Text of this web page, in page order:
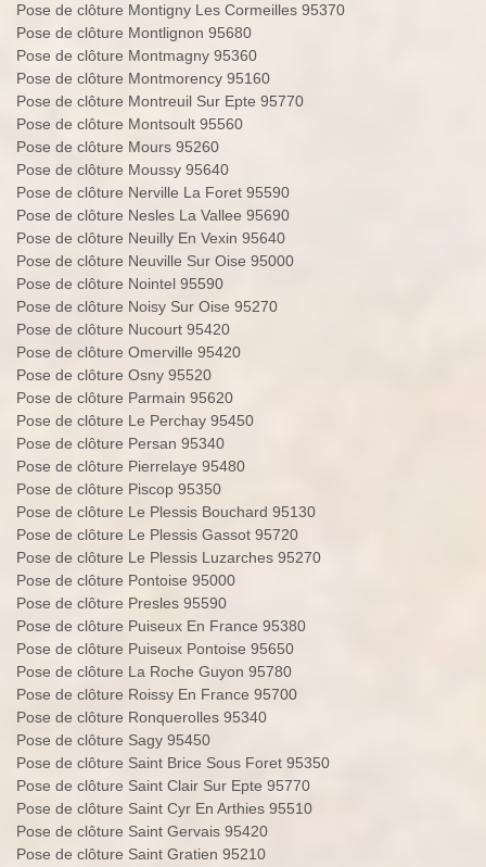
Pose de clôture Montigny Les Cormeilles 95370
Pose de clôture Montlignon 95680
Pose de clôture Montmagny 95360
Pose de clôture Montmorency 95160
Pose de clôture Montreuil Sur Epte 95770
Pose de clôture Montsoult 95560
Pose de clôture Mours 95260
Pose de clôture Moussy 95640
Pose de clôture Nerville La Foret 95590
Pose de clôture Nesles La Vallee 95690
Pose de clôture Neuilly En Vexin 95640
Pose de clôture Neuville Sur Oise 95000
Pose de clôture Nointel 95590
Pose de clôture Noisy Sur Oise 95270
Pose de clôture Nucourt 95420
Pose de clôture Omerville 95420
Pose de clôture Osny 95520
Pose de clôture Parmain 95620
Pose de clôture Le Perchay 95450
Pose de clôture Persan 95340
Pose de clôture Pierrelaye 95480
Pose de clôture Piscop 95350
Pose de clôture Le Plessis Bouchard 95130
Pose de clôture Le Plessis Gassot 95720
Pose de clôture Le Plessis Luzarches 95270
Pose de clôture Pontoise 95000
Pose de clôture Presles 95590
Pose de clôture Puiseux En France 95380
Pose de clôture Puiseux Pontoise 95650
Pose de clôture La Roche Guyon 95780
Pose de clôture Roissy En France 95700
Pose de clôture Ronquerolles 95340
Pose de clôture Sagy 95450
Pose de clôture Saint Brice Sous Foret 95350
Pose de clôture Saint Clair Sur Epte 95770
Pose de clôture Saint Cyr En Arthies 95510
Pose de clôture Saint Gervais 95420
Pose de clôture Saint Gratien 95210